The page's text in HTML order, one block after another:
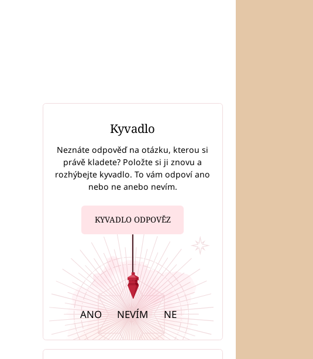
Kyvadlo
Neznáte odpověď na otázku, kterou si
právě kladete? Položte si ji znovu a
rozhýbejte kyvadlo. To vám odpoví ano
nebo ne anebo nevím.
KYVADLO ODPOVĚZ
ANO NEVÍM NE